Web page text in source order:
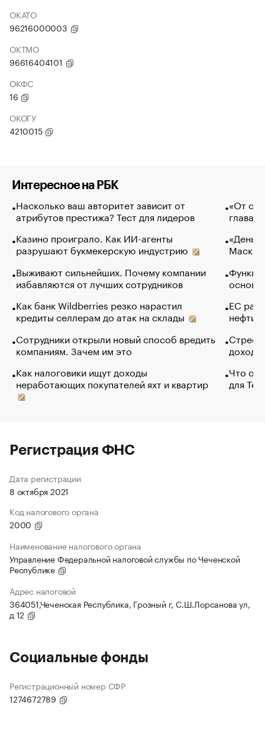
ОКАТО
96216000003
ОКТМО
96616404101
ОКФС
16
ОКОГУ
4210015
Интересное на РБК
Насколько ваш авторитет зависит от
атрибутов престижа? Тест для лидеров
Казино проиграло. Как ИИ-агенты
разрушают букмекерскую индустрию
Выживают сильнейших. Почему компании
избавляются от лучших сотрудников
Как банк Wildberries резко нарастил
кредиты селлерам до атак на склады
Сотрудники открыли новый способ вредить
компаниям. Зачем им это
Как налоговики ищут доходы
неработающих покупателей яхт и квартир
«От
глава
Маск в
основ
ЕС
нефти
Что
для
Регистрация ФНС
Дата регистрации
8 октября 2021
Код налогового органа
2000
Наименование налогового органа
Управление Федеральной налоговой службы по Чеченской
Республике
Адрес налоговой
364051,Чеченская Республика, Грозный г, С.Ш.Лорсанова ул,
д 12
Социальные фонды
Регистрационный номер СФР
1274672789